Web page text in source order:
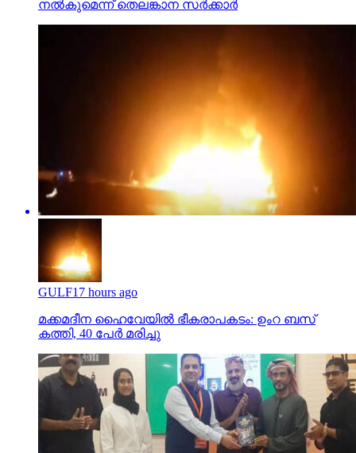
നല്‍കുമെന്ന് തെലങ്കാന സര്‍ക്കാര്‍
GULF17 hours ago
മക്കമദീന ഹൈവേയില്‍ ഭീകരാപകടം: ഉംറ ബസ്
കത്തി, 40 പേര്‍ മരിച്ചു